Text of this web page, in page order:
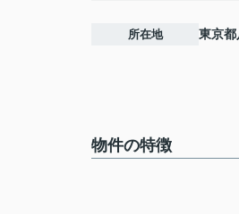
所在地 東京都
物件の特徴